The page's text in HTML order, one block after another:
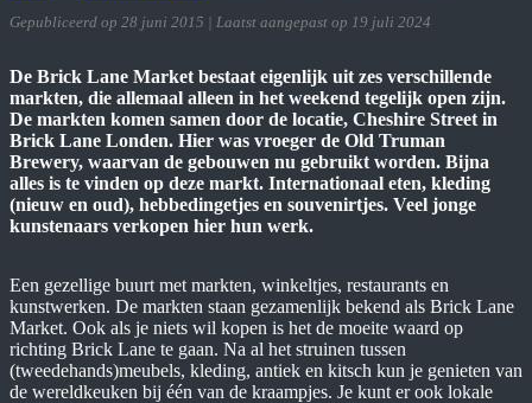
Gepubliceerd op 28 juni 2015 | Laatst aangepast op 19 juli 2024
De Brick Lane Market bestaat eigenlijk uit zes verschillende
markten, die allemaal alleen in het weekend tegelijk open zijn.
De markten komen samen door de locatie, Cheshire Street in
Brick Lane Londen. Hier was vroeger de Old Truman
Brewery, waarvan de gebouwen nu gebruikt worden. Bijna
alles is te vinden op deze markt. Internationaal eten, kleding
(nieuw en oud), hebbedingetjes en souvenirtjes. Veel jonge
kunstenaars verkopen hier hun werk.
Een gezellige buurt met markten, winkeltjes, restaurants en
kunstwerken. De markten staan gezamenlijk bekend als Brick Lane
Market. Ook als je niets wil kopen is het de moeite waard op
richting Brick Lane te gaan. Na al het struinen tussen
(tweedehands)meubels, kleding, antiek en kitsch kun je genieten van
de wereldkeuken bij één van de kraampjes. Je kunt er ook lokale